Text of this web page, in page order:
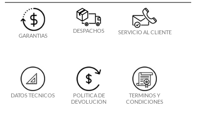
GARANTIAS
DESPACHOS SERVICIO AL CLIENTE
DATOS TECNICOS
POLITICA DE
DEVOLUCION
TERMINOS Y
CONDICIONES